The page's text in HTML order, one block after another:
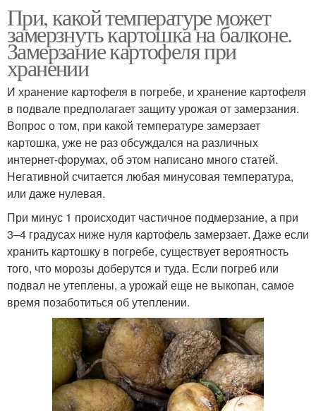
При, какой температуре может
замерзнуть картошка на балконе.
Замерзание картофеля при
хранении
И хранение картофеля в погребе, и хранение картофеля
в подвале предполагает защиту урожая от замерзания.
Вопрос о том, при какой температуре замерзает
картошка, уже не раз обсуждался на различных
интернет-форумах, об этом написано много статей.
Негативной считается любая минусовая температура,
или даже нулевая.
При минус 1 происходит частичное подмерзание, а при
3–4 градусах ниже нуля картофель замерзает. Даже если
хранить картошку в погребе, существует вероятность
того, что морозы доберутся и туда. Если погреб или
подвал не утеплены, а урожай еще не выкопан, самое
время позаботиться об утеплении.